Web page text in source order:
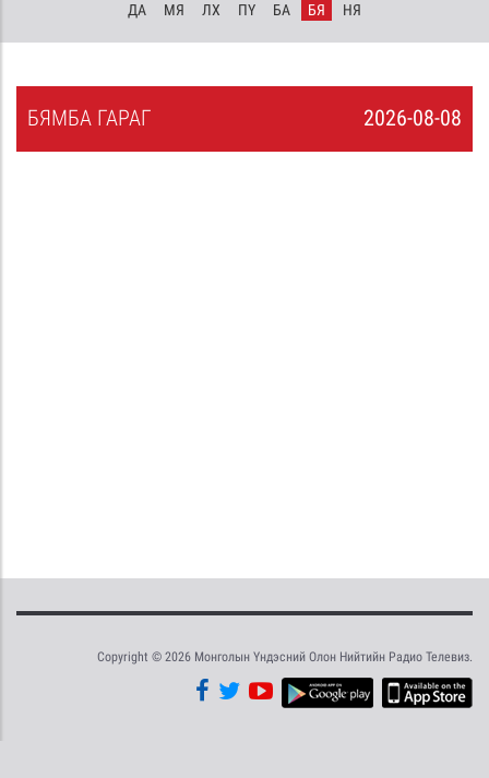
ДА МЯ ЛХ ПҮ БА БЯ НЯ
2026-08-08
БЯМБА ГАРАГ
Copyright © 2026 Монголын Үндэсний Олон Нийтийн Радио Телевиз.